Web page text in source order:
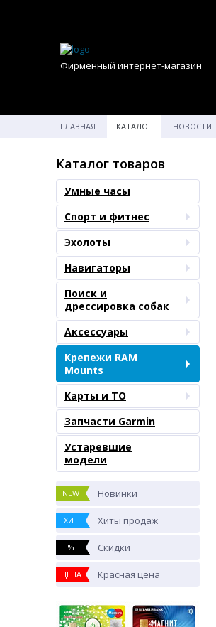
Фирменный интернет-магазин
ГЛАВНАЯ КАТАЛОГ НОВОСТИ
Каталог товаров
Умные часы
Спорт и фитнес
Эхолоты
Навигаторы
Поиск и
дрессировка собак
Аксессуары
Крепежи RAM
Mounts
Карты и ТО
Запчасти Garmin
Устаревшие
модели
NEW Новинки
ХИТ Хиты продаж
% Скидки
ЦЕНА Красная цена